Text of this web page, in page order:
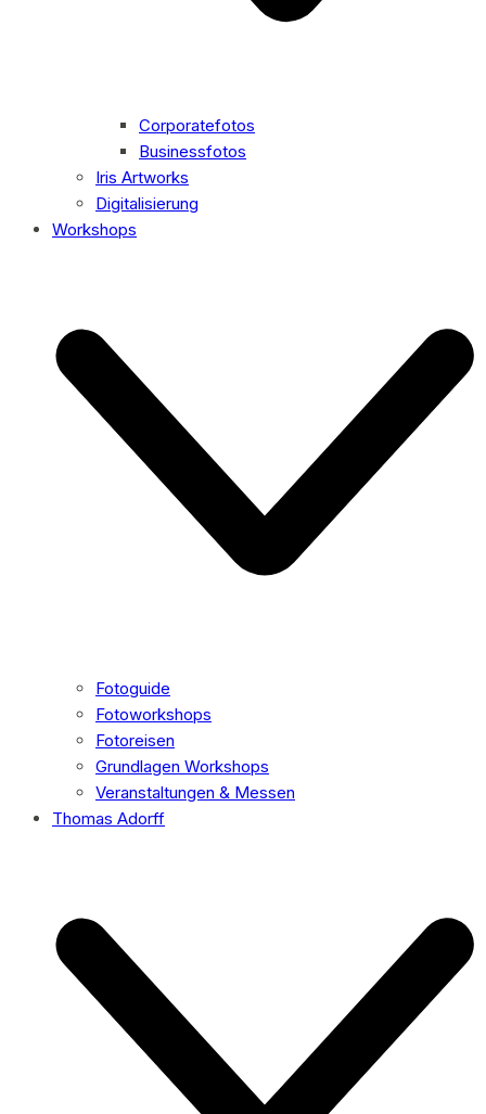
Corporatefotos
Businessfotos
Iris Artworks
Digitalisierung
Workshops
Fotoguide
Fotoworkshops
Fotoreisen
Grundlagen Workshops
Veranstaltungen & Messen
Thomas Adorff